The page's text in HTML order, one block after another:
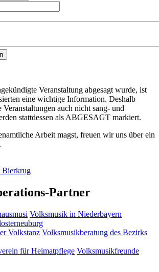
Veranstaltung abgesagt wurde, ist
eine wichtige Information. Deshalb
auch nicht sang- und
statt­dessen alsABGESAGT markiert.
Arbeit magst, freuen wir uns über ein
Partner
Volksmusik in Niederbayern
Volkstanz Volksmusikberatung des Bezirks
für Heimatpflege Volksmusikfreunde